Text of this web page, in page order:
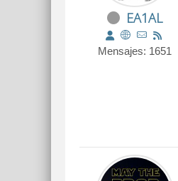
EA1AL
Mensajes: 1651